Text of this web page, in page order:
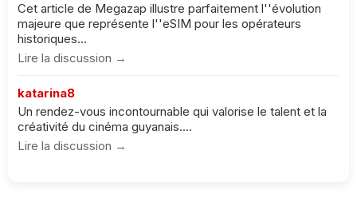
Cet article de Megazap illustre parfaitement l''évolution
majeure que représente l''eSIM pour les opérateurs
historiques...
Lire la discussion →
katarina8
Un rendez-vous incontournable qui valorise le talent et la
créativité du cinéma guyanais....
Lire la discussion →